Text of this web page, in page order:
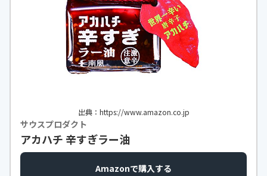
出典：https://www.amazon.co.jp
サウスプロダクト
アカハチ 辛すぎラー油
Amazonで購入する